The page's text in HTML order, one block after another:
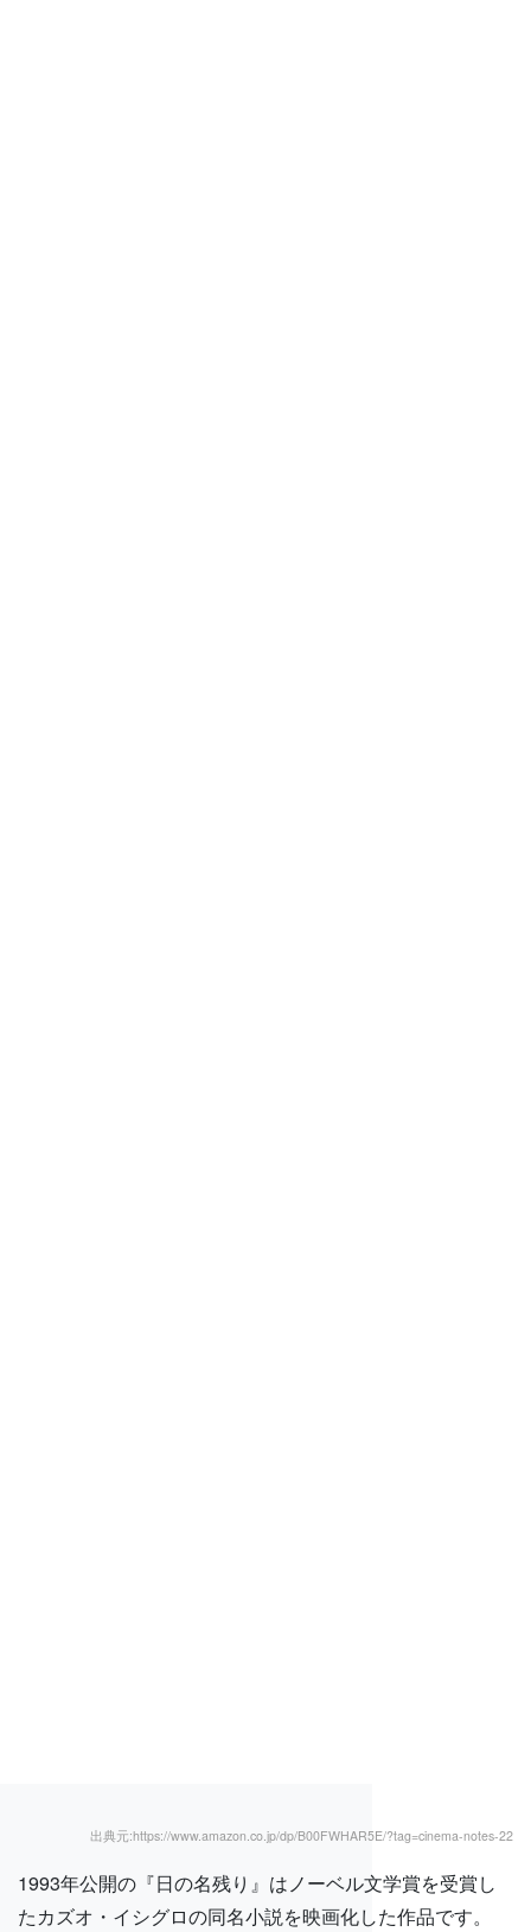
出典元:https://www.amazon.co.jp/dp/B00FWHAR5E/?tag=cinema-notes-22
1993年公開の『日の名残り』はノーベル文学賞を受賞し
たカズオ・イシグロの同名小説を映画化した作品です。